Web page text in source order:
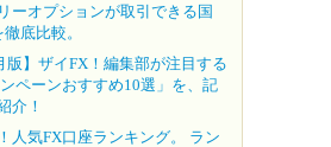
ーオプションが取引できる国
底比較。
版】ザイFX！編集部が注目する
ンペーンおすすめ10選」を、記
介！
人気FX口座ランキング。 ラン